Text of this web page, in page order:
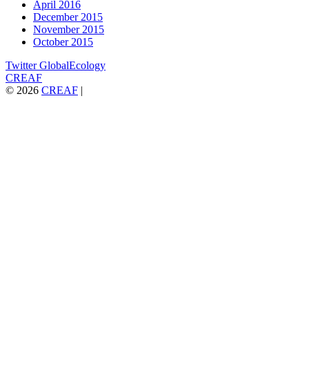
April 2016
December 2015
November 2015
October 2015
Twitter GlobalEcology
CREAF
© 2026 CREAF |